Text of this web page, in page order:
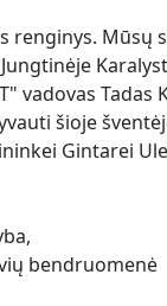
renginys. Mūsų
vadovas Tadas
šioje
Gintarei
bendruomenė